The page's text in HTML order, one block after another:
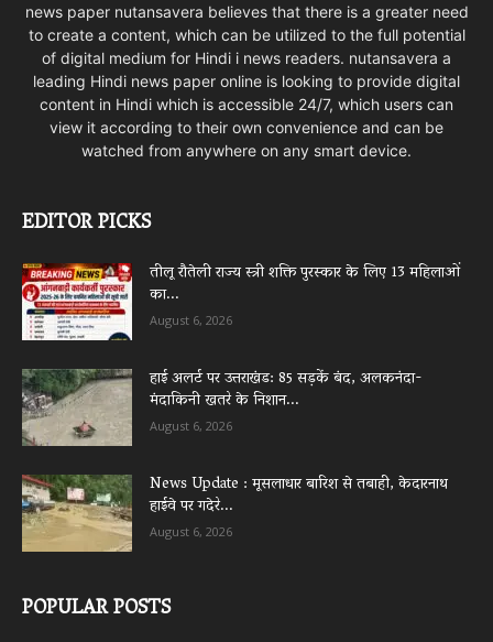
news paper nutansavera believes that there is a greater need
to create a content, which can be utilized to the full potential
of digital medium for Hindi i news readers. nutansavera a
leading Hindi news paper online is looking to provide digital
content in Hindi which is accessible 24/7, which users can
view it according to their own convenience and can be
watched from anywhere on any smart device.
EDITOR PICKS
तीलू रौतेली राज्य स्त्री शक्ति पुरस्कार के लिए 13 महिलाओं
का...
August 6, 2026
हाई अलर्ट पर उत्तराखंड: 85 सड़कें बंद, अलकनंदा-
मंदाकिनी खतरे के निशान...
August 6, 2026
News Update : मूसलाधार बारिश से तबाही, केदारनाथ
हाईवे पर गदेरे...
August 6, 2026
POPULAR POSTS